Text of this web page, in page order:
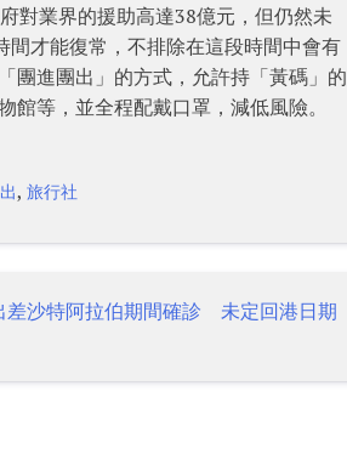
對業界的援助高達38億元，但仍然未
才能復常，不排除在這段時間中會有
團進團出」的方式，允許持「黃碼」的
等，並全程配戴口罩，減低風險。
, 旅行社
差沙特阿拉伯期間確診 未定回港日期